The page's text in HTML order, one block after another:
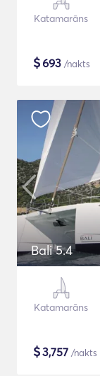
Katamarāns
$693 /nakts
Bali 5.4
Katamarāns
$3,757 /nakts